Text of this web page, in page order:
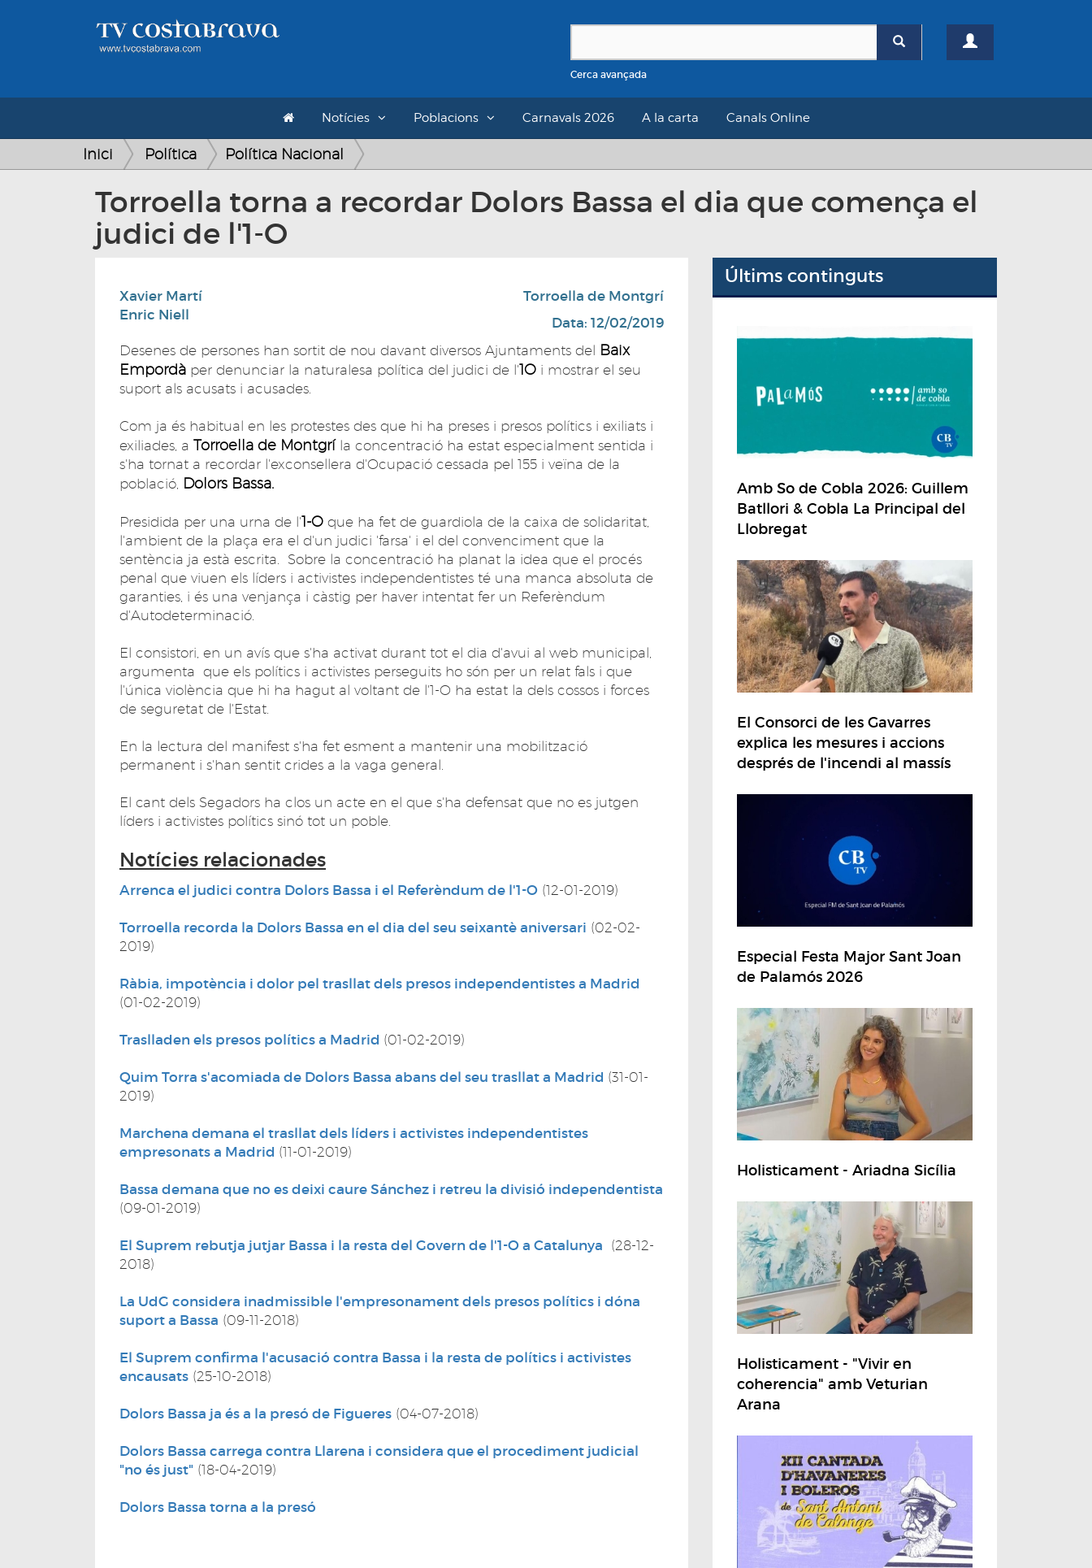
Cerca avançada
Notícies Poblacions Carnavals 2026 A la carta Canals Online
Inici Política Política Nacional
Torroella torna a recordar Dolors Bassa el dia que comença el
judici de l'1-O
Xavier Martí
Enric Niell
Torroella de Montgrí
Data: 12/02/2019
Desenes de persones han sortit de nou davant diversos Ajuntaments del Baix
Empordà per denunciar la naturalesa política del judici de l'1O i mostrar el seu
suport als acusats i acusades.
Com ja és habitual en les protestes des que hi ha preses i presos polítics i exiliats i
exiliades, a Torroella de Montgrí la concentració ha estat especialment sentida i
s'ha tornat a recordar l'exconsellera d'Ocupació cessada pel 155 i veïna de la
població, Dolors Bassa.
Presidida per una urna de l'1-O que ha fet de guardiola de la caixa de solidaritat,
l'ambient de la plaça era el d'un judici 'farsa' i el del convenciment que la
sentència ja està escrita. Sobre la concentració ha planat la idea que el procés
penal que viuen els líders i activistes independentistes té una manca absoluta de
garanties, i és una venjança i càstig per haver intentat fer un Referèndum
d'Autodeterminació.
El consistori, en un avís que s'ha activat durant tot el dia d'avui al web municipal,
argumenta que els polítics i activistes perseguits ho són per un relat fals i que
l'única violència que hi ha hagut al voltant de l'1-O ha estat la dels cossos i forces
de seguretat de l'Estat.
En la lectura del manifest s'ha fet esment a mantenir una mobilització
permanent i s'han sentit crides a la vaga general.
El cant dels Segadors ha clos un acte en el que s'ha defensat que no es jutgen
líders i activistes polítics sinó tot un poble.
Notícies relacionades
Arrenca el judici contra Dolors Bassa i el Referèndum de l'1-O (12-01-2019)
Torroella recorda la Dolors Bassa en el dia del seu seixantè aniversari (02-02-
2019)
Ràbia, impotència i dolor pel trasllat dels presos independentistes a Madrid
(01-02-2019)
Traslladen els presos polítics a Madrid (01-02-2019)
Quim Torra s'acomiada de Dolors Bassa abans del seu trasllat a Madrid (31-01-
2019)
Marchena demana el trasllat dels líders i activistes independentistes
empresonats a Madrid (11-01-2019)
Bassa demana que no es deixi caure Sánchez i retreu la divisió independentista
(09-01-2019)
El Suprem rebutja jutjar Bassa i la resta del Govern de l'1-O a Catalunya (28-12-
2018)
La UdG considera inadmissible l'empresonament dels presos polítics i dóna
suport a Bassa (09-11-2018)
El Suprem confirma l'acusació contra Bassa i la resta de polítics i activistes
encausats (25-10-2018)
Dolors Bassa ja és a la presó de Figueres (04-07-2018)
Dolors Bassa carrega contra Llarena i considera que el procediment judicial
"no és just" (18-04-2019)
Dolors Bassa torna a la presó
Últims continguts
Amb So de Cobla 2026: Guillem
Batllori & Cobla La Principal del
Llobregat
El Consorci de les Gavarres
explica les mesures i accions
després de l'incendi al massís
Especial Festa Major Sant Joan
de Palamós 2026
Holisticament - Ariadna Sicília
Holisticament - "Vivir en
coherencia" amb Veturian
Arana